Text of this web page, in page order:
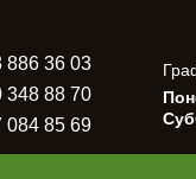
886 36 03
348 88 70
084 85 69